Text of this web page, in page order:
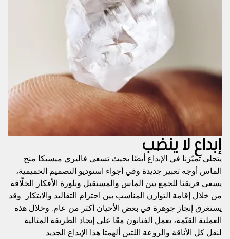
إبداع لا ينضب
يتجلى تميّزنا في الإبداع أيضًا بحيث تسعى فاليري ميسيكا منح
الماس أوجه تعبير جديدة وفي أجواء استوديو التصميم الحميمية،
يسعى فريقنا للجمع بين الماس والمستقبل وبلورة الأفكار الخلّاقة
من خلال إقامة التوازن المناسب بين احترام التقاليد والابتكار. وقد
يستغرق إنجاز جوهرة في بعض الأحيان أكثر من عام. وخلال هذه
العملية القيّمة، يعمل الفنانون معًا على إيجاد الطريقة المثالية
لنقل كل الأناقة والروعة اللتين ألهمتا هذا الإبداع الجديد.